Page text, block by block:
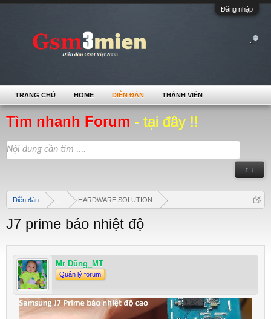
Đăng nhập
Tìm nhanh Forum - tại đây !!
↑ ↓
Diễn đàn HARDWARE SOLUTION
J7 prime báo nhiệt độ
Mr Dũng_MT
Quản lý forum
TRANG CHỦ HOME DIỄN ĐÀN THÀNH VIÊN